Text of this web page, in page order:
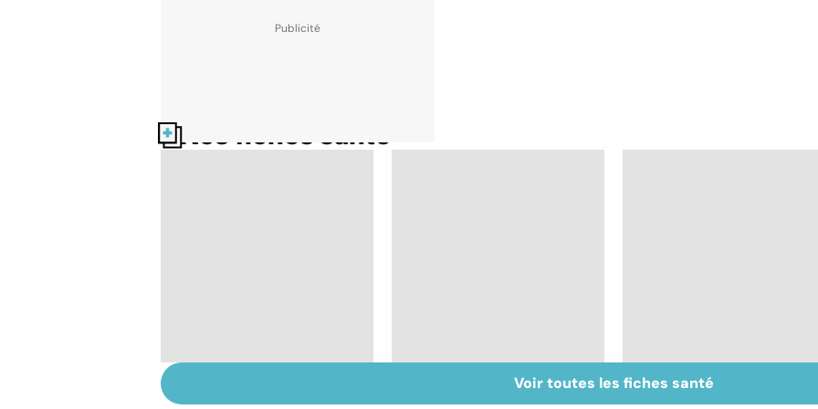
Nos fiches santé
Staphylocoque doré :
Métastases, le
Voir toutes les fiches santé